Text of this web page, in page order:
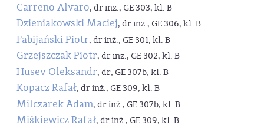
Carreno Alvaro, dr inż., GE 303, kl. B
Dzieniakowski Maciej, dr inż., GE 306, kl. B
Fabijański Piotr, dr inż., GE 301, kl. B
Grzejszczak Piotr, dr inż., GE 302, kl. B
Husev Oleksandr, dr, GE 307b, kl. B
Kopacz Rafał, dr inż., GE 309, kl. B
Milczarek Adam, dr inż., GE 307b, kl. B
Miśkiewicz Rafał, dr inż., GE 309, kl. B